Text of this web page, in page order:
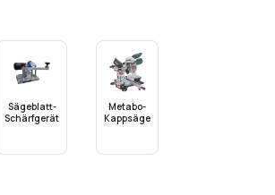
Sägeblatt-
Schärfgerät
Metabo-
Kappsäge